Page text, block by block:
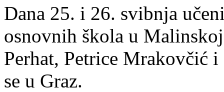
Dana 25. i 26. svibnja
osnovnih škola u
Perhat, Petrice Mrakovčić
se u Graz.